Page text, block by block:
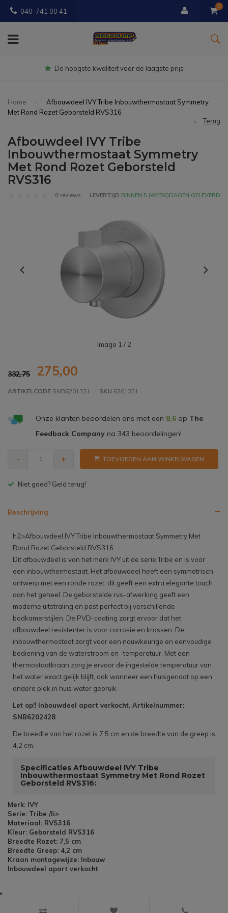
040-741 00 41
0
Gratisbezorgd vanaf € 150
Home
Afbouwdeel IVY Tribe Inbouwthermostaat Symmetry
Met Rond Rozet Geborsteld RVS316
Terug
Afbouwdeel IVY Tribe
Inbouwthermostaat Symmetry
Met Rond Rozet Geborsteld
RVS316
0 reviews LEVERTIJD BINNEN 5 (WERK)DAGEN GELEVERD
Image 1 / 2
332,75 275,00
ARTIKELCODE SNB6201331 SKU 6201331
Onze klanten beoordelen ons met een 8,6op The
Feedback Companyna 343 beoordelingen!
- + TOEVOEGEN AAN WINKELWAGEN
Gratis bezorgen v.a. € 150,- (NL)
Beschrijving
h2>Afbouwdeel IVY Tribe Inbouwthermostaat Symmetry Met
Rond Rozet Geborsteld RVS316
Dit afbouwdeel is van het merk IVY uit de serie Tribe en is voor
een inbouwthermostaat. Het afbouwdeel heeft een symmetrisch
ontwerp met een ronde rozet, dit geeft een extra elegante touch
aan het geheel. De geborstelde rvs-afwerking geeft een
moderne uitstraling en past perfect bij verschillende
badkamerstijlen. De PVD-coating zorgt ervoor dat het
afbouwdeel resistenter is voor corrosie en krassen. De
inbouwthermostaat zorgt voor een nauwkeurige en eenvoudige
bediening van de waterstroom en -temperatuur. Met een
thermostaatkraan zorg je ervoor de ingestelde temperatuur van
het water exact gelijk blijft, ook wanneer een huisgenoot op een
andere plek in huis water gebruik
Let op!! Inbouwdeel apart verkocht. Artikelnummer:
SNB6202428
De breedte van het rozet is 7,5 cm en de breedte van de greep is
4,2 cm.
Specificaties Afbouwdeel IVY Tribe
Inbouwthermostaat Symmetry Met Rond Rozet
Geborsteld RVS316:
Merk: IVY
Serie: Tribe /li>
Materiaal: RVS316
Kleur: Geborsteld RVS316
Breedte Rozet: 7,5 cm
Breedte Greep: 4,2 cm
Kraan montagewijze: Inbouw
Inbouwdeel apart verkocht